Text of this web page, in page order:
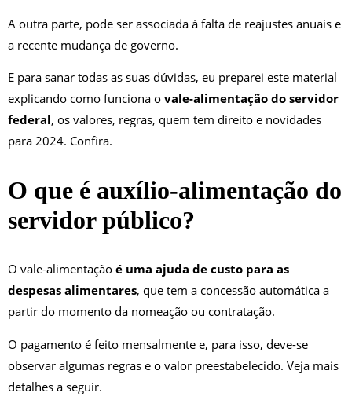
A outra parte, pode ser associada à falta de reajustes anuais e
a recente mudança de governo.
E para sanar todas as suas dúvidas, eu preparei este material
explicando como funciona o vale-alimentação do servidor
federal, os valores, regras, quem tem direito e novidades
para 2024. Confira.
O que é auxílio-alimentação do
servidor público?
O vale-alimentação é uma ajuda de custo para as
despesas alimentares, que tem a concessão automática a
partir do momento da nomeação ou contratação.
O pagamento é feito mensalmente e, para isso, deve-se
observar algumas regras e o valor preestabelecido. Veja mais
detalhes a seguir.